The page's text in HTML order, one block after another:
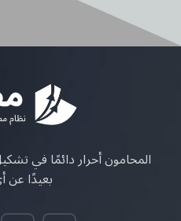
المحامون أحرار دائمًا في
بعيدًا